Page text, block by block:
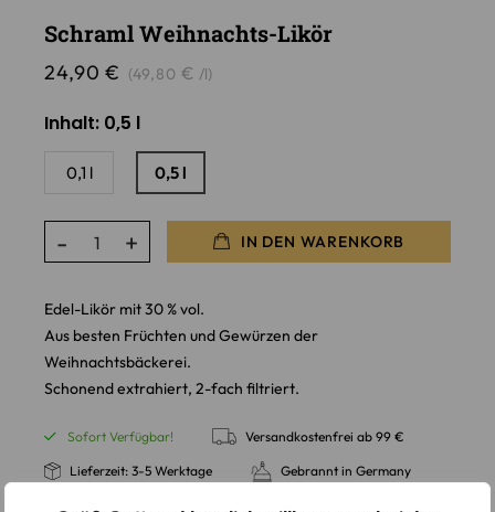
Schraml Weihnachts-Likör
24,90€ (49,80 € /l)
Inhalt: 0,5 l
0,1 l 0,5 l
IN DEN WARENKORB
Edel-Likör mit 30 % vol.
Aus besten Früchten und Gewürzen der
Weihnachtsbäckerei.
Schonend extrahiert, 2-fach filtriert.
Sofort Verfügbar! Versandkostenfrei ab 99 €
Lieferzeit: 3-5 Werktage Gebrannt in Germany